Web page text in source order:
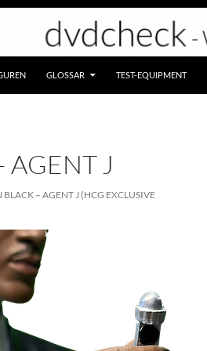
GLOSSAR TEST-EQUIPMENT
AGENT J
BLACK – AGENT J (HCG EXCLUSIVE